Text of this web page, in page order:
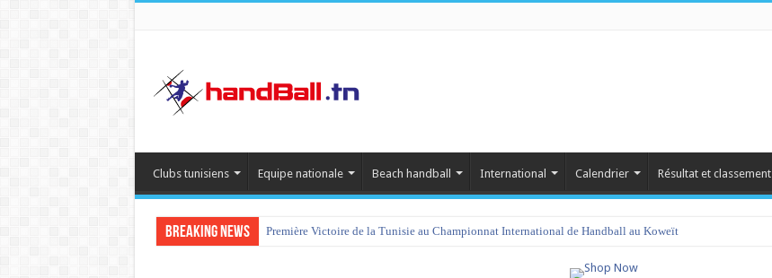
Clubs tunisiens Equipe nationale Beach handball International Calendrier Résultat et classement
Breaking News Première Victoire de la Tunisie au Championnat International de Handball au Koweït